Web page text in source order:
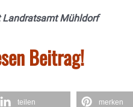
Mühldorf
Beitrag!
teilen merken